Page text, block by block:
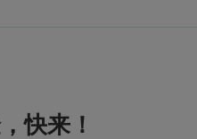
快来！